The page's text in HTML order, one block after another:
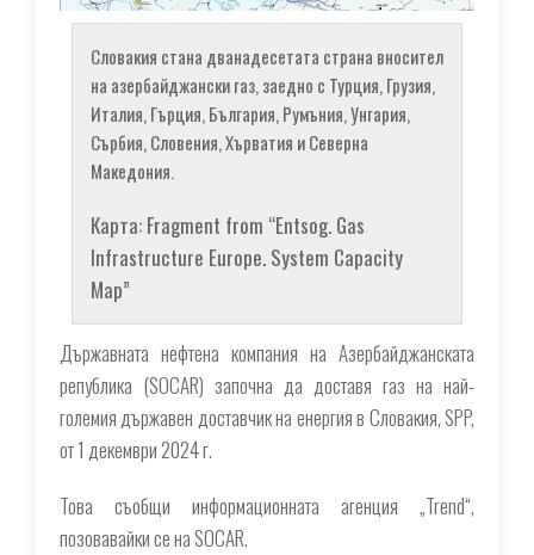
Словакия стана дванадесетата страна вносител
на азербайджански газ, заедно с Турция, Грузия,
Италия, Гърция, България, Румъния, Унгария,
Сърбия, Словения, Хърватия и Северна
Македония.
Карта: Fragment from “Entsog. Gas
Infrastructure Europe. System Capacity
Map”
Държавната нефтена компания на Азербайджанската
република (SOCAR) започна да доставя газ на най-
големия държавен доставчик на енергия в Словакия, SPP,
от 1 декември 2024 г.
Това съобщи информационната агенция „Trend“,
позовавайки се на SOCAR.